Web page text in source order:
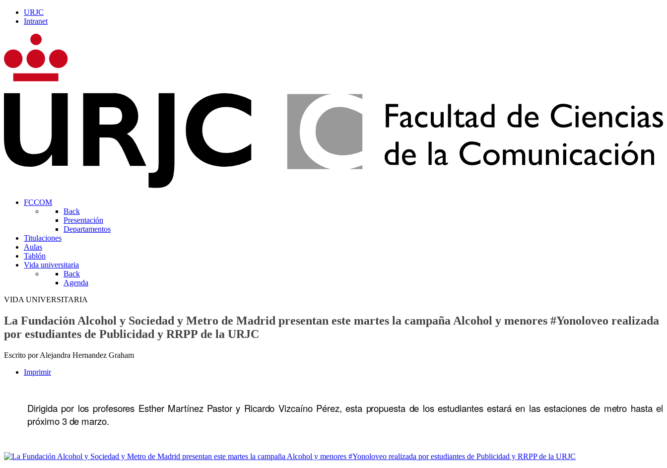
URJC
Intranet
FCCOM
Back
Presentación
Departamentos
Titulaciones
Aulas
Tablón
Vida universitaria
Back
Agenda
VIDA UNIVERSITARIA
La Fundación Alcohol y Sociedad y Metro de Madrid presentan este martes la campaña Alcohol y menores #Yonoloveo realizada
por estudiantes de Publicidad y RRPP de la URJC
Escrito por Alejandra Hernandez Graham
Imprimir
Dirigida por los profesores Esther Martínez Pastor y Ricardo Vizcaíno Pérez, esta propuesta de los estudiantes estará en las estaciones de metro hasta el
próximo 3 de marzo.